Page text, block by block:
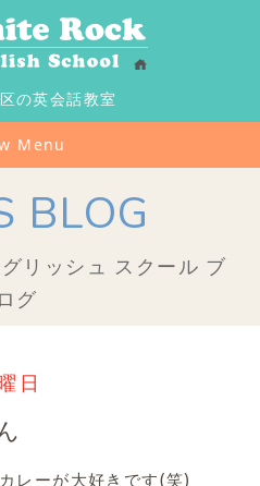
の英会話教室
Menu
BLOG
リッシュ スクール ブ
ログ
日
レーが大好きです(笑)